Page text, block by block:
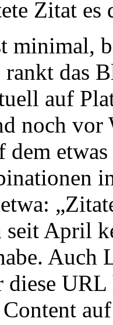
Zitat
minimal,
das
auf
noch
dem
April
Auch
diese